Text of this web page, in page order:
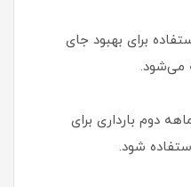
در استفاده برای بهبود جای
می‌شود.
دوم بارداری برای
شود.